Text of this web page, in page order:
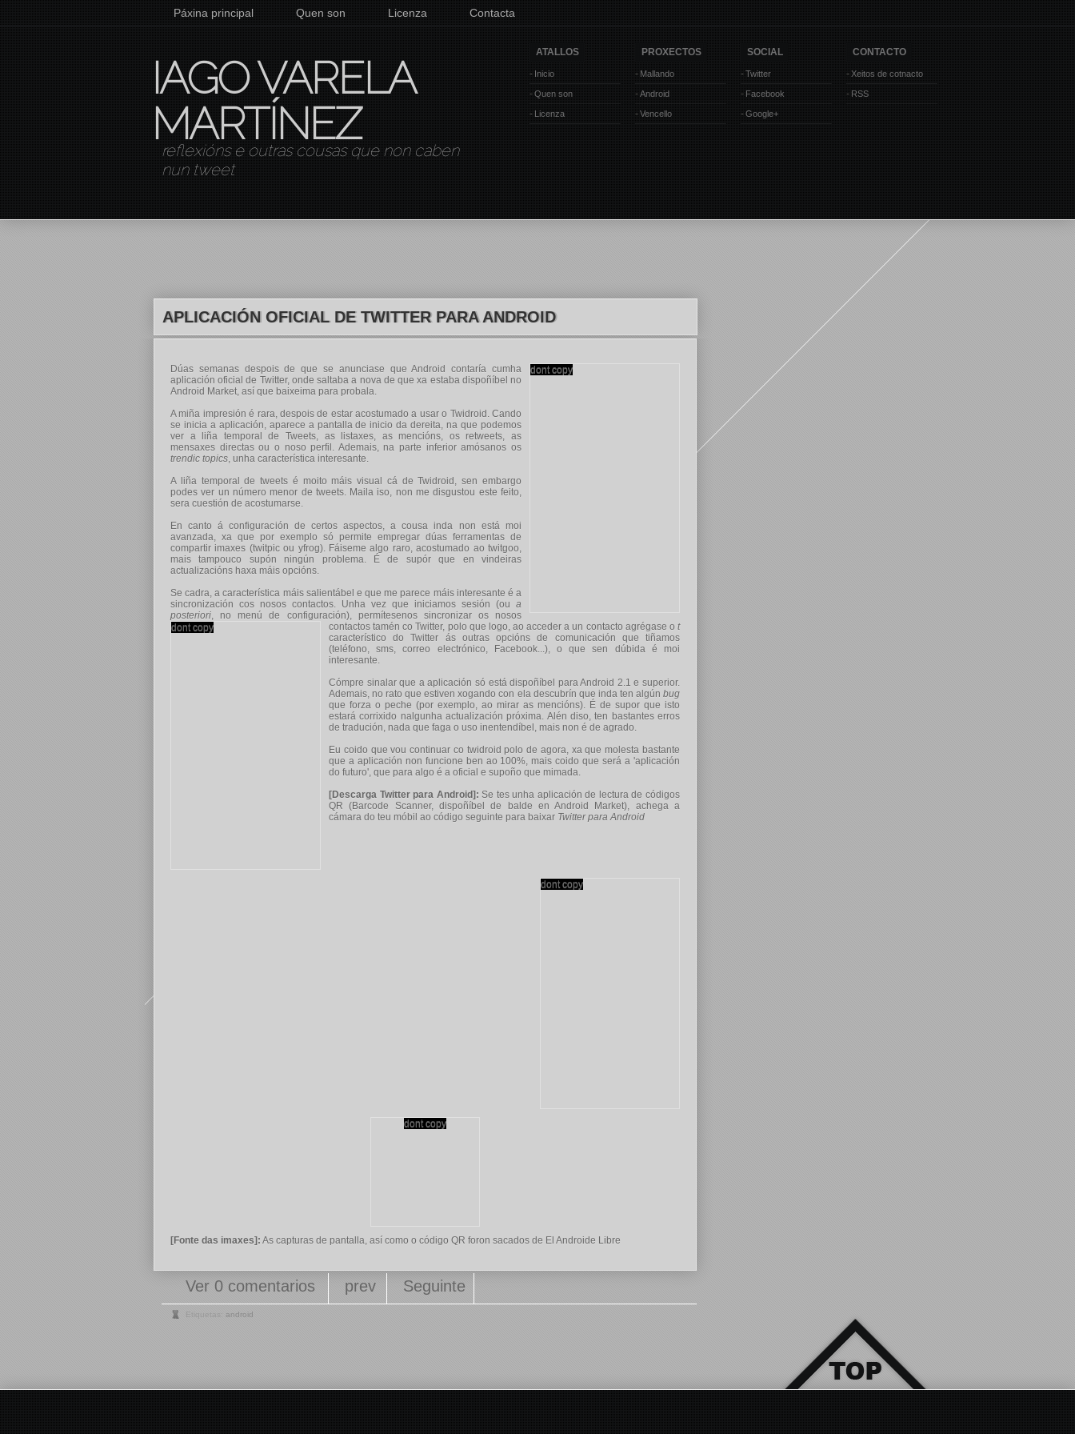
Páxina principal Quen son Licenza Contacta
IAGO VARELA
MARTÍNEZ
reflexións e outras cousas que non caben
nun tweet
ATALLOS
Inicio
Quen son
Licenza
PROXECTOS
Mallando
Android
Vencello
SOCIAL
Twitter
Facebook
Google+
CONTACTO
Xeitos de cotnacto
RSS
APLICACIÓN OFICIAL DE TWITTER PARA ANDROID
Dúas semanas despois de que se anunciase que Android contaría cumha
aplicación oficial de Twitter, onde saltaba a nova de que xa estaba dispoñíbel no
Android Market, así que baixeima para probala.
A miña impresión é rara, despois de estar acostumado a usar o Twidroid. Cando
se inicia a aplicación, aparece a pantalla de inicio da dereita, na que podemos
ver a liña temporal de Tweets, as listaxes, as mencións, os retweets, as
mensaxes directas ou o noso perfil. Ademais, na parte inferior amósanos os
trendic topics, unha característica interesante.
A liña temporal de tweets é moito máis visual cá de Twidroid, sen embargo
podes ver un número menor de tweets. Maila iso, non me disgustou este feito,
sera cuestión de acostumarse.
En canto á configuración de certos aspectos, a cousa inda non está moi
avanzada, xa que por exemplo só permite empregar dúas ferramentas de
compartir imaxes (twitpic ou yfrog). Fáiseme algo raro, acostumado ao twitgoo,
mais tampouco supón ningún problema. É de supór que en vindeiras
actualizacións haxa máis opcións.
Se cadra, a característica máis salientábel e que me parece máis interesante é a
sincronización cos nosos contactos. Unha vez que iniciamos sesión (ou a
posteriori, no menú de configuración), permítesenos sincronizar os nosos
contactos tamén co Twitter, polo que logo, ao acceder a un contacto agrégase o t
característico do Twitter ás outras opcións de comunicación que tiñamos
(teléfono, sms, correo electrónico, Facebook...), o que sen dúbida é moi
interesante.
Cómpre sinalar que a aplicación só está dispoñíbel para Android 2.1 e superior.
Ademais, no rato que estiven xogando con ela descubrín que inda ten algún bug
que forza o peche (por exemplo, ao mirar as mencións). É de supor que isto
estará corrixido nalgunha actualización próxima. Alén diso, ten bastantes erros
de tradución, nada que faga o uso inentendíbel, mais non é de agrado.
Eu coido que vou continuar co twidroid polo de agora, xa que molesta bastante
que a aplicación non funcione ben ao 100%, mais coido que será a 'aplicación
do futuro', que para algo é a oficial e supoño que mimada.
[Descarga Twitter para Android]: Se tes unha aplicación de lectura de códigos
QR (Barcode Scanner, dispoñíbel de balde en Android Market), achega a
cámara do teu móbil ao código seguinte para baixar Twitter para Android
[Fonte das imaxes]: As capturas de pantalla, así como o código QR foron sacados de El Androide Libre
Ver 0 comentarios prev Seguinte
Etiquetas: android